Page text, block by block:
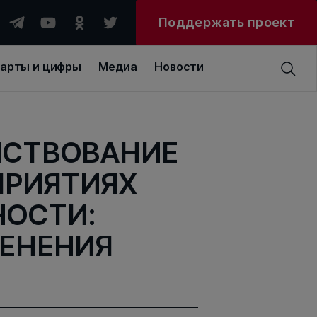
Поддержать проект
и цифры Медиа Новости